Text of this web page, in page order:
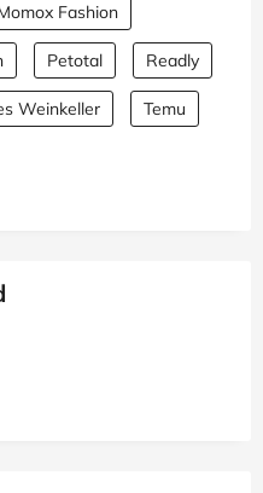
Fashion
Petotal Readly
Weinkeller Temu